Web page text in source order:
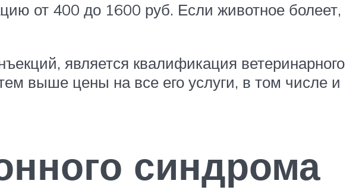
от 400 до 1600 руб. Если животное болеет,
является квалификация ветеринарного
выше цены на все его услуги, в том числе и
синдрома